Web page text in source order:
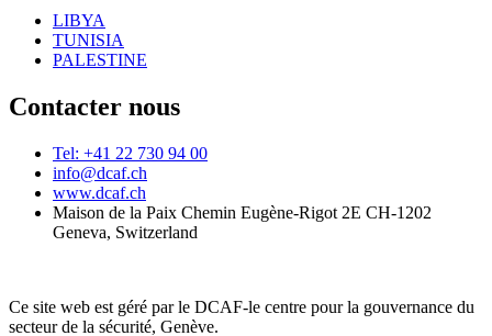
LIBYA
TUNISIA
PALESTINE
Contacter nous
Tel: +41 22 730 94 00
info@dcaf.ch
www.dcaf.ch
Maison de la Paix Chemin Eugène-Rigot 2E CH-1202
Geneva, Switzerland
Ce site web est géré par le DCAF-le centre pour la gouvernance du
secteur de la sécurité, Genève.